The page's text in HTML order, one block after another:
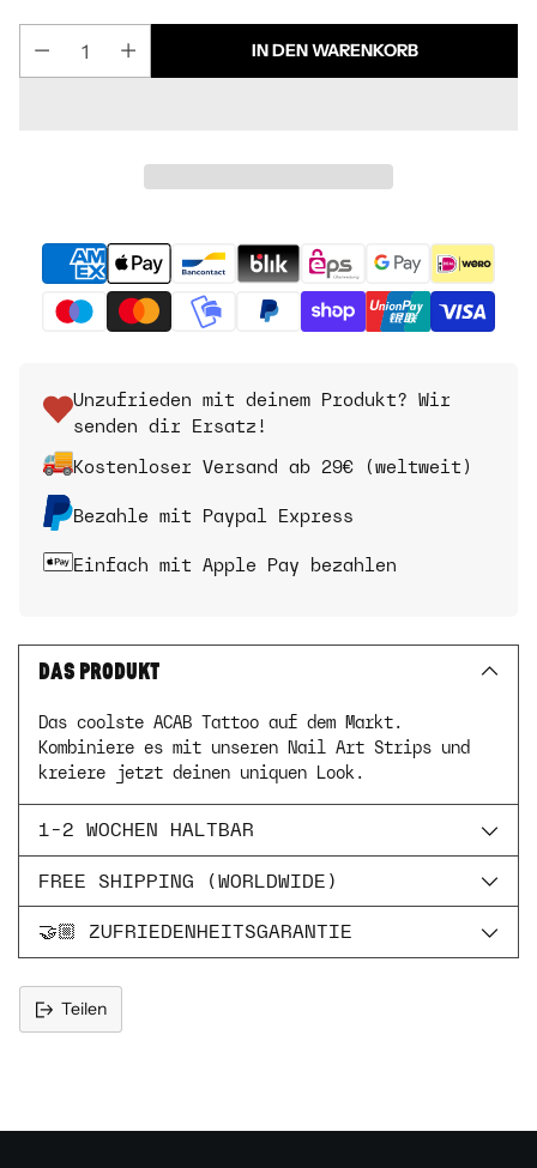
IN DEN WARENKORB
Unzufrieden mit deinem Produkt? Wir
senden dir Ersatz!
Kostenloser Versand ab 29€ (weltweit)
Bezahle mit Paypal Express
Einfach mit Apple Pay bezahlen
DAS PRODUKT
Das coolste ACAB Tattoo auf dem Markt.
Kombiniere es mit unseren Nail Art Strips und
kreiere jetzt deinen uniquen Look.
1-2 WOCHEN HALTBAR
FREE SHIPPING (WORLDWIDE)
🤝🏼 ZUFRIEDENHEITSGARANTIE
Teilen